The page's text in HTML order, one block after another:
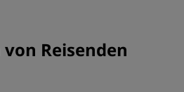
Reisenden